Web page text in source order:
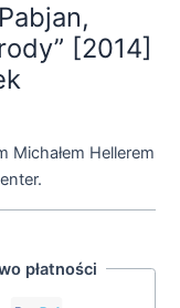
[2014]
Hellerem
płatności